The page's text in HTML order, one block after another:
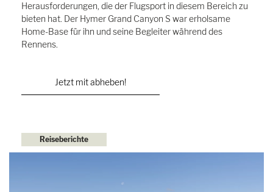
Herausforderungen, die der Flugsport in diesem Bereich zu
bieten hat. Der Hymer Grand Canyon S war erholsame
Home-Base für ihn und seine Begleiter während des
Rennens.
Jetzt mit abheben!
Reiseberichte